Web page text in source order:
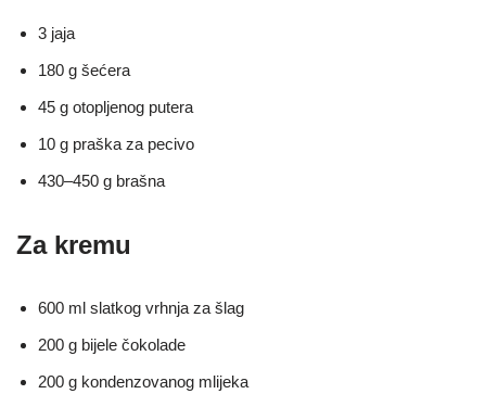
3 jaja
180 g šećera
45 g otopljenog putera
10 g praška za pecivo
430–450 g brašna
Za kremu
600 ml slatkog vrhnja za šlag
200 g bijele čokolade
200 g kondenzovanog mlijeka